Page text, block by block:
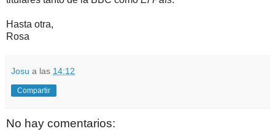
Hasta otra,
Rosa
Josu a las 14:12
Compartir
No hay comentarios: